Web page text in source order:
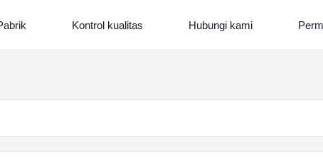
Kontrol kualitas Hubungi kami